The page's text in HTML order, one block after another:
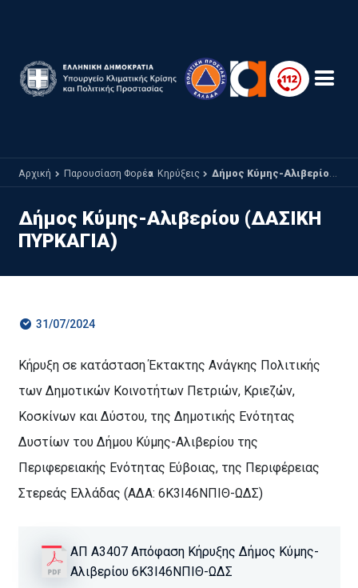
Αρχική Παρουσίαση Φορέα Κηρύξεις Δήμος Κύμης-Αλιβερίου (ΔΑΣΙΚΗ ΠΥΡΚΑΓΙΑ)
Δήμος Κύμης-Αλιβερίου (ΔΑΣΙΚΗ
ΠΥΡΚΑΓΙΑ)
31/07/2024
Κήρυξη σε κατάσταση Έκτακτης Ανάγκης Πολιτικής
των Δημοτικών Κοινοτήτων Πετριών, Κριεζών,
Κοσκίνων και Δύστου, της Δημοτικής Ενότητας
Δυστίων του Δήμου Κύμης-Αλιβερίου της
Περιφερειακής Ενότητας Εύβοιας, της Περιφέρειας
Στερεάς Ελλάδας (ΑΔΑ: 6Κ3Ι46ΝΠΙΘ-ΩΔΣ)
ΑΠ Α3407 Απόφαση Κήρυξης Δήμος Κύμης-
Αλιβερίου 6Κ3Ι46ΝΠΙΘ-ΩΔΣ